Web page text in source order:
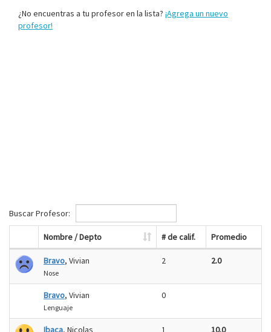
¿No encuentras a tu profesor en la lista? ¡Agrega un nuevo
profesor!
Buscar Profesor:
Nombre / Depto # de calif. Promedio
Bravo, Vivian
Nose
2 2.0
Bravo, Vivian
Lenguaje
0
Ibaca, Nicolas 1 10.0